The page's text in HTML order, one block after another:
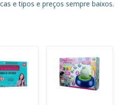
e tipos e preços sempre